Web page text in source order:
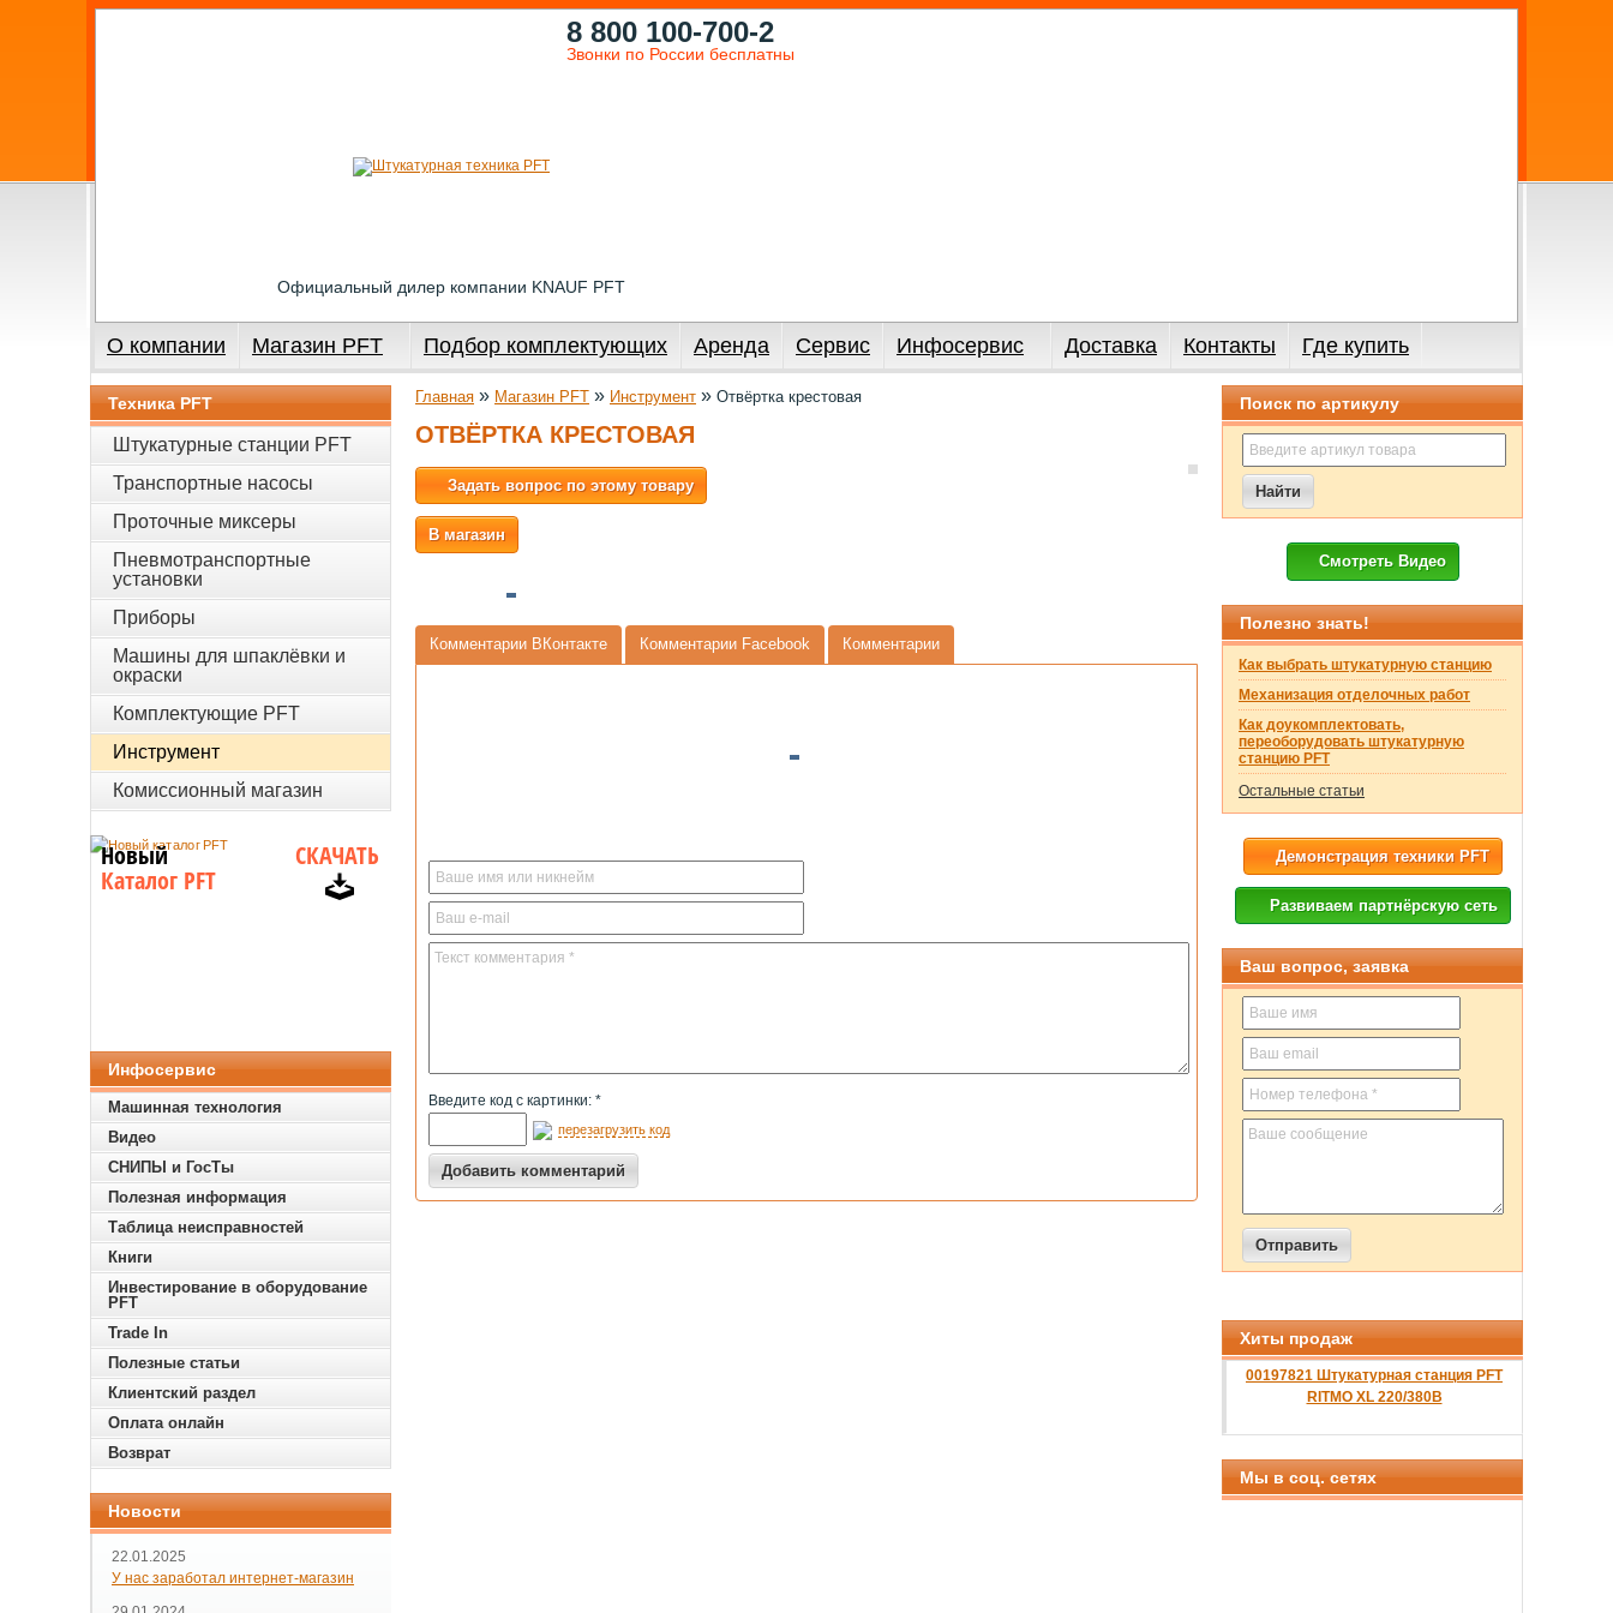
Официальный дилер компании KNAUF PFT
8 800 100-700-2
Звонки по России бесплатны
О компании Магазин PFT Подбор комплектующих Аренда Сервис Инфосервис Доставка Контакты Где купить
Главная » Магазин PFT » Инструмент » Отвёртка крестовая
ОТВЁРТКА КРЕСТОВАЯ
Задать вопрос по этому товару
В магазин
Комментарии ВКонтакте Комментарии Facebook Комментарии
Введите код с картинки: *
перезагрузить код
Техника PFT
Штукатурные станции PFT
Транспортные насосы
Проточные миксеры
Пневмотранспортные
установки
Приборы
Машины для шпаклёвки и
окраски
Комплектующие PFT
Инструмент
Комиссионный магазин
Новый
Каталог PFT
СКАЧАТЬ
Инфосервис
Машинная технология
Видео
СНИПЫ и ГосТы
Полезная информация
Таблица неисправностей
Книги
Инвестирование в оборудование
PFT
Trade In
Полезные статьи
Клиентский раздел
Оплата онлайн
Возврат
Новости
22.01.2025
У нас заработал интернет-магазин
Поиск по артикулу
Смотреть Видео
Полезно знать!
Как выбрать штукатурную станцию
Механизация отделочных работ
Как доукомплектовать,
переоборудовать штукатурную
станцию PFT
Остальные статьи
Демонстрация техники PFT
Развиваем партнёрскую сеть
Ваш вопрос, заявка
Хиты продаж
00197821 Штукатурная станция PFT
RITMO XL 220/380B
Мы в соц. сетях